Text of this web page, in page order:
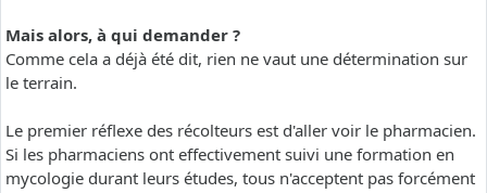
Mais alors, à qui demander ?
Comme cela a déjà été dit, rien ne vaut une détermination sur
le terrain.
Le premier réflexe des récolteurs est d'aller voir le pharmacien.
Si les pharmaciens ont effectivement suivi une formation en
mycologie durant leurs études, tous n'acceptent pas forcément